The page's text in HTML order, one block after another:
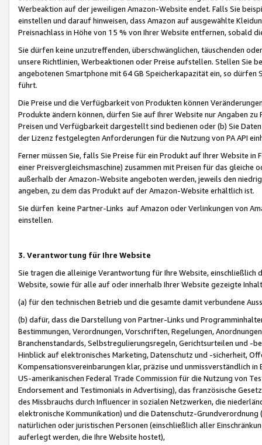
Werbeaktion auf der jeweiligen Amazon-Website endet. Falls Sie
einstellen und darauf hinweisen, dass Amazon auf ausgewählte
Preisnachlass in Höhe von 15 % von Ihrer Website entfernen, sobald
Sie dürfen keine unzutreffenden, überschwänglichen, täuschenden
unsere Richtlinien, Werbeaktionen oder Preise aufstellen. Stellen Sie
angebotenen Smartphone mit 64 GB Speicherkapazität ein, so dürfen
führt.
Die Preise und die Verfügbarkeit von Produkten können
Produkte ändern können, dürfen Sie auf Ihrer Website nur Angaben
Preisen und Verfügbarkeit dargestellt sind bedienen oder (b) Sie
der Lizenz festgelegten Anforderungen für die Nutzung von PA API
Ferner müssen Sie, falls Sie Preise für ein Produkt auf Ihrer Website
einer Preisvergleichsmaschine) zusammen mit Preisen für das
außerhalb der Amazon-Website angeboten werden, jeweils den
angeben, zu dem das Produkt auf der Amazon-Website erhältlich ist.
Sie dürfen keine Partner-Links auf Amazon oder Verlinkungen von
einstellen.
3. Verantwortung für Ihre Website
Sie tragen die alleinige Verantwortung für Ihre Website,
Website, sowie für alle auf oder innerhalb Ihrer Website gezeigte
(a) für den technischen Betrieb und die gesamte damit verbundene
(b) dafür, dass die Darstellung von Partner-Links und
Bestimmungen, Verordnungen, Vorschriften, Regelungen,
Branchenstandards, Selbstregulierungsregeln, Gerichtsurteilen und -
Hinblick auf elektronisches Marketing, Datenschutz und -sicherheit,
Kompensationsvereinbarungen klar, präzise und unmissverständlich
US-amerikanischen Federal Trade Commission für die Nutzung von
Endorsement and Testimonials in Advertising), das französische
des Missbrauchs durch Influencer in sozialen Netzwerken, die
elektronische Kommunikation) und die Datenschutz-
natürlichen oder juristischen Personen (einschließlich aller
auferlegt werden, die Ihre Website hostet),